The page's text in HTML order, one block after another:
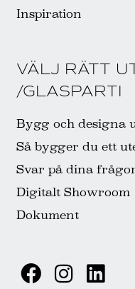
Inspiration
VÄLJ RÄTT
/GLASPARTI
Bygg och designa
Så bygger du ett
Svar på dina
Digitalt Showroom
Dokument